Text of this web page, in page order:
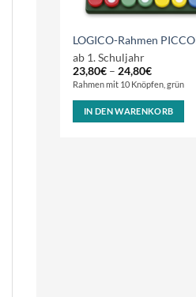
LOGICO-Rahmen
ab 1. Schuljahr
23,80€ –24,80€
Rahmen mit 10 Knöpfen, grün
IN DEN WARENKORB